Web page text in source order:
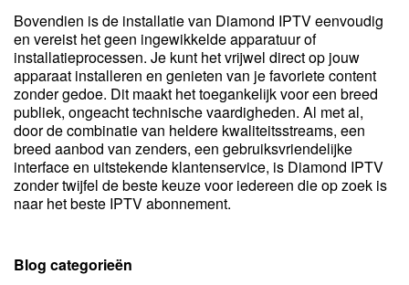
Bovendien is de installatie van Diamond IPTV eenvoudig
en vereist het geen ingewikkelde apparatuur of
installatieprocessen. Je kunt het vrijwel direct op jouw
apparaat installeren en genieten van je favoriete content
zonder gedoe. Dit maakt het toegankelijk voor een breed
publiek, ongeacht technische vaardigheden. Al met al,
door de combinatie van heldere kwaliteitsstreams, een
breed aanbod van zenders, een gebruiksvriendelijke
interface en uitstekende klantenservice, is Diamond IPTV
zonder twijfel de beste keuze voor iedereen die op zoek is
naar het beste IPTV abonnement.
Blog categorieën